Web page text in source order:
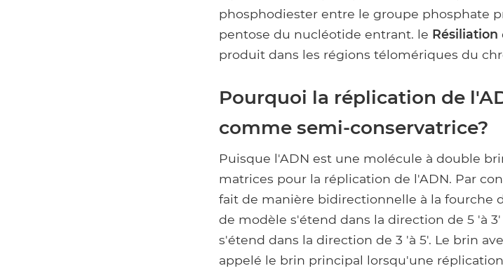
phosphodiester entre le groupe phosphate
pentose du nucléotide entrant. le Résiliation
produit dans les régions télomériques du
Pourquoi la réplication de
comme semi-conservatrice?
Puisque l'ADN est une molécule à double
matrices pour la réplication de l'ADN. Par
fait de manière bidirectionnelle à la fourche
de modèle s'étend dans la direction de 5 'à
s'étend dans la direction de 3 'à 5'. Le brin
appelé le brin principal lorsqu'une